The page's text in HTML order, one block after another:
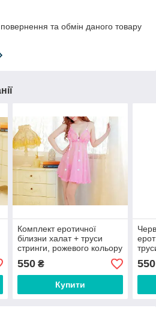
та обмін даного товару
Комплект еротичної
білизни халат + труси
стринги, рожевого кольору
550₴
Купити
550